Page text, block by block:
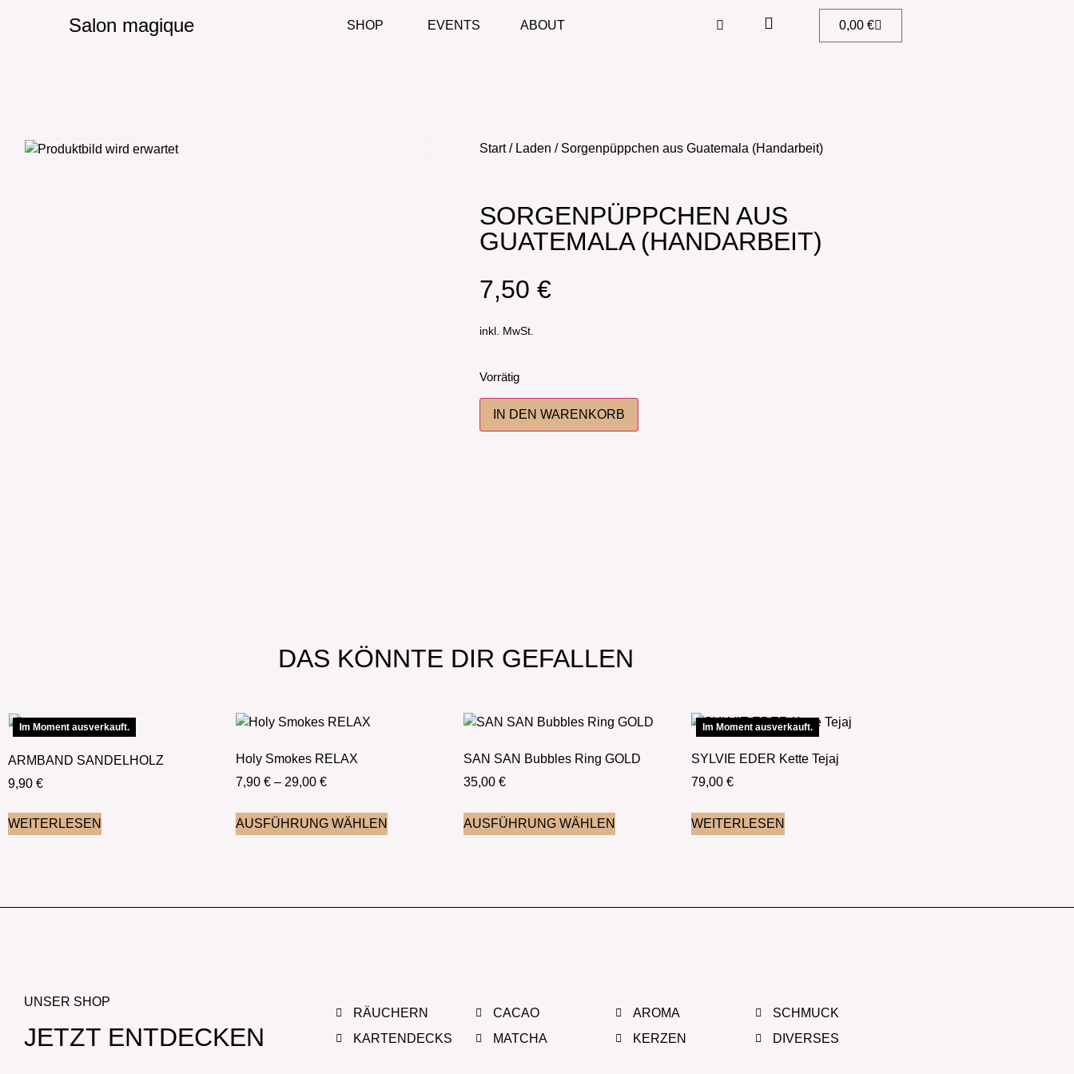
Salon magique SHOP EVENTS ABOUT 0,00€
Start/ Laden / Sorgenpüppchen aus Guatemala (Handarbeit)
SORGENPÜPPCHEN AUS
GUATEMALA (HANDARBEIT)
7,50 €
inkl. MwSt.
Vorrätig
IN DEN WARENKORB
DAS KÖNNTE DIR GEFALLEN
Im Moment ausverkauft.
ARMBAND SANDELHOLZ
9,90 €
WEITERLESEN
Holy Smokes RELAX
7,90 € – 29,00 €
AUSFÜHRUNG WÄHLEN
SAN SAN Bubbles Ring GOLD
35,00 €
AUSFÜHRUNG WÄHLEN
Im Moment ausverkauft.
SYLVIE EDER Kette Tejaj
79,00 €
WEITERLESEN
UNSER SHOP
JETZT ENTDECKEN
RÄUCHERN
KARTENDECKS
CACAO
MATCHA
AROMA
KERZEN
SCHMUCK
DIVERSES